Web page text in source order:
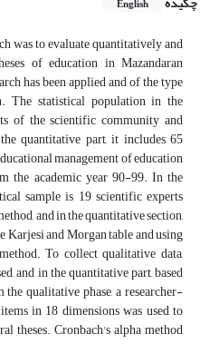
English
was to evaluate quantitatively and
of education in Mazandaran
has been applied and of the type
The statistical population in the
of the scientific community and
quantitative part, it includes 65
management of education
the academic year 90-99. In the
sample is 19 scientific experts
and in the quantitative section,
Karjesi and Morgan table and using
To collect qualitative data,
and in the quantitative part, based
qualitative phase, a researcher-
in 18 dimensions was used to
theses. Cronbach's alpha method